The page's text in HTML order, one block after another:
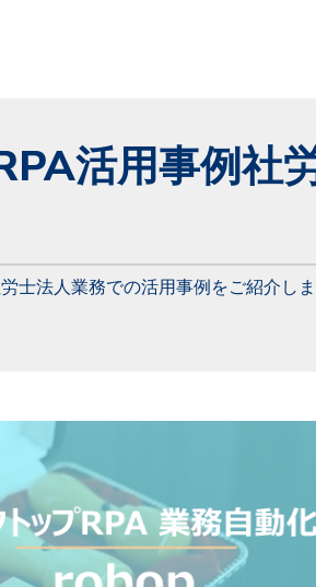
活用事例社
士法人業務での活用事例をご紹介しま